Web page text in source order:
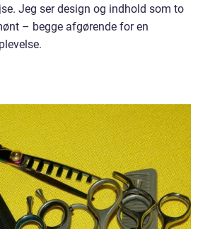
Jeg ser design og indhold som to
– begge afgørende for en